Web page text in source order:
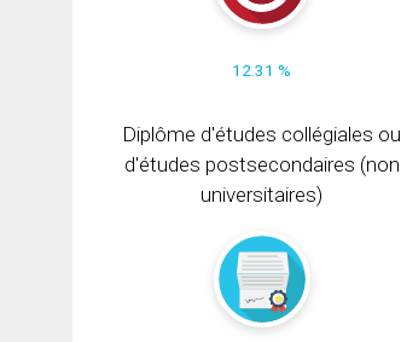
12.31 %
Diplôme d'études collégiales ou
d'études postsecondaires (non
universitaires)